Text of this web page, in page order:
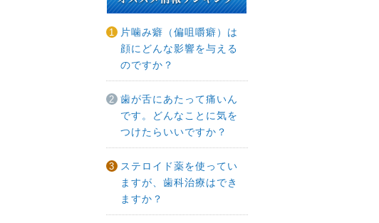
片噛み癖（偏咀嚼癖）は
顔にどんな影響を与える
のですか？
歯が舌にあたって痛いん
です。どんなことに気を
つけたらいいですか？
ステロイド薬を使ってい
ますが、歯科治療はでき
ますか？